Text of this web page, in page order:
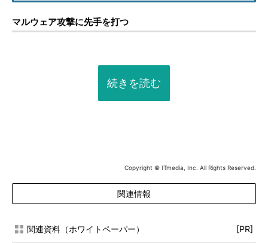
マルウェア攻撃に先手を打つ
続きを読む
Copyright © ITmedia, Inc. All Rights Reserved.
関連情報
関連資料（ホワイトペーパー） [PR]